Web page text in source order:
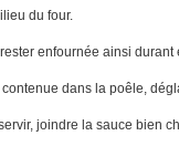
du four.
enfournée ainsi durant
dans la poêle,
joindre la sauce bien